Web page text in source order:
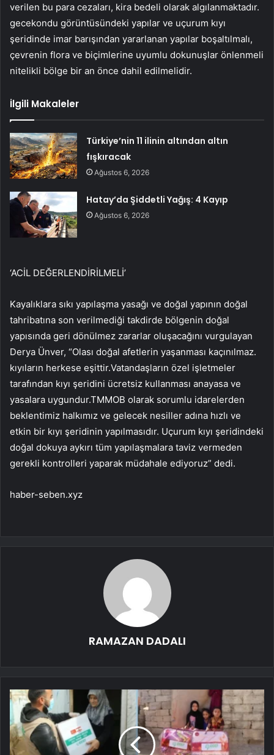
verilen bu para cezaları, kira bedeli olarak algılanmaktadır.
gecekondu görüntüsündeki yapılar ve uçurum kıyı
şeridinde imar barışından yararlanan yapılar boşaltılmalı,
çevrenin flora ve biçimlerine uyumlu dokunuşlar önlenmeli
nitelikli bölge bir an önce dahil edilmelidir.
İlgili Makaleler
Türkiye’nin 11 ilinin altından altın
fışkıracak
Ağustos 6, 2026
Hatay’da Şiddetli Yağış: 4 Kayıp
Ağustos 6, 2026
‘ACİL DEĞERLENDİRİLMELİ’
Kayalıklara sıkı yapılaşma yasağı ve doğal yapının doğal
tahribatına son verilmediği takdirde bölgenin doğal
yapısında geri dönülmez zararlar oluşacağını vurgulayan
Derya Ünver, “Olası doğal afetlerin yaşanması kaçınılmaz.
kıyıların herkese eşittir.Vatandaşların özel işletmeler
tarafından kıyı şeridini ücretsiz kullanması anayasa ve
yasalara uygundur.TMMOB olarak sorumlu idarelerden
beklentimiz halkımız ve gelecek nesiller adına hızlı ve
etkin bir kıyı şeridinin yapılmasıdır. Uçurum kıyı şeridindeki
doğal dokuya aykırı tüm yapılaşmalara taviz vermeden
gerekli kontrolleri yaparak müdahale ediyoruz” dedi.
haber-seben.xyz
RAMAZAN DADALI